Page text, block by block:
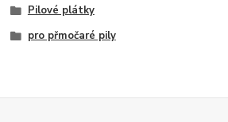
Pilové plátky
pro přmočaré pily